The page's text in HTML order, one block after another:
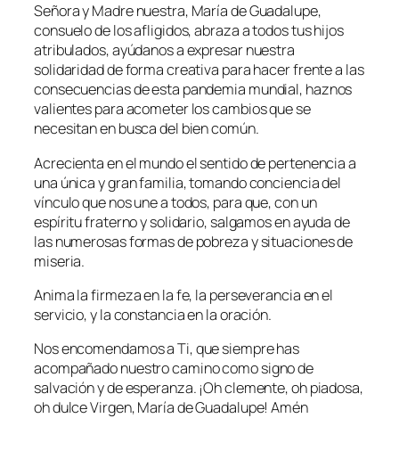
Señora y Madre nuestra, María de Guadalupe,
consuelo de los afligidos, abraza a todos tus hijos
atribulados, ayúdanos a expresar nuestra
solidaridad de forma creativa para hacer frente a las
consecuencias de esta pandemia mundial, haznos
valientes para acometer los cambios que se
necesitan en busca del bien común.
Acrecienta en el mundo el sentido de pertenencia a
una única y gran familia, tomando conciencia del
vínculo que nos une a todos, para que, con un
espíritu fraterno y solidario, salgamos en ayuda de
las numerosas formas de pobreza y situaciones de
miseria.
Anima la firmeza en la fe, la perseverancia en el
servicio, y la constancia en la oración.
Nos encomendamos a Ti, que siempre has
acompañado nuestro camino como signo de
salvación y de esperanza. ¡Oh clemente, oh piadosa,
oh dulce Virgen, María de Guadalupe! Amén